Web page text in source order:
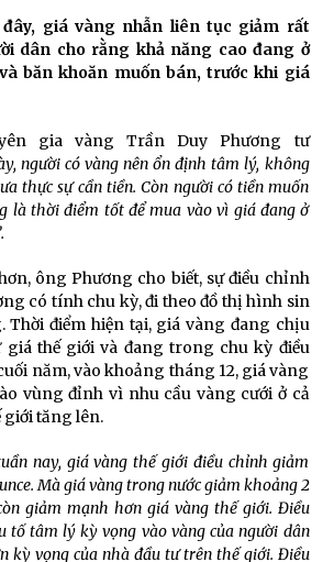
đây, giá vàng nhẫn liên tục giảm rất
dân cho rằng khả năng cao đang ở
băn khoăn muốn bán, trước khi giá
gia vàng Trần Duy Phương tư
người có vàng nên ổn định tâm lý, không
thực sự cần tiền. Còn người có tiền muốn
là thời điểm tốt để mua vào vì giá đang ở
ông Phương cho biết, sự điều chỉnh
có tính chu kỳ, đi theo đồ thị hình sin
Thời điểm hiện tại, giá vàng đang chịu
giá thế giới và đang trong chu kỳ điều
năm, vào khoảng tháng 12, giá vàng
vùng đỉnh vì nhu cầu vàng cưới ở cả
tăng lên.
nay, giá vàng thế giới điều chỉnh giảm
Mà giá vàng trong nước giảm khoảng 2
giảm mạnh hơn giá vàng thế giới. Điều
tố tâm lý kỳ vọng vào vàng của người dân
kỳ vọng của nhà đầu tư trên thế giới. Điều